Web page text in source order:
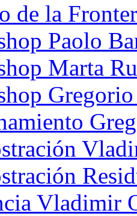
de la
Paolo
Marta
Vladimir